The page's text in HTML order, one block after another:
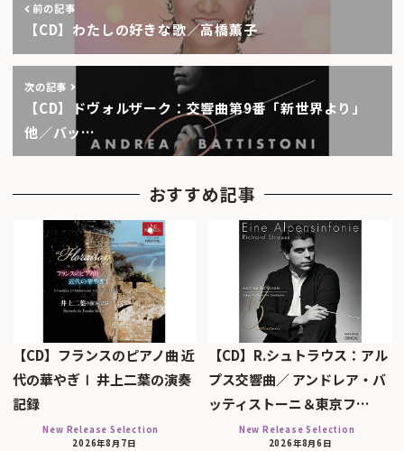
前の記事
【CD】わたしの好きな歌／高橋薫子
次の記事
【CD】ドヴォルザーク：交響曲第9番「新世界より」
他／バッ…
おすすめ記事
【CD】フランスのピアノ曲 近
代の華やぎⅠ 井上二葉の演奏
記録
New Release Selection
2026年8月7日
【CD】R.シュトラウス：アル
プス交響曲／ アンドレア・バ
ッティストーニ＆東京フ…
New Release Selection
2026年8月6日